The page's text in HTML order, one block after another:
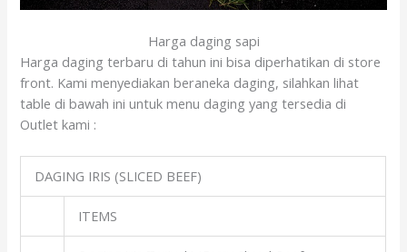
Harga daging sapi
Harga daging terbaru di tahun ini bisa diperhatikan di store
front. Kami menyediakan beraneka daging, silahkan lihat
table di bawah ini untuk menu daging yang tersedia di
Outlet kami :
DAGING IRIS (SLICED BEEF)
ITEMS